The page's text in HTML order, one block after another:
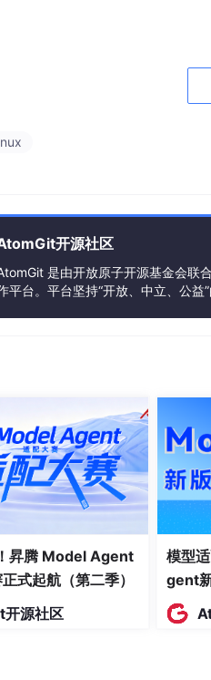
了一个统一的 SDK，让你能用
项目做了三件事：
不管你是调 DeepSeek 还是
支持 SSE 协议，AI 一个字一
把 SDK 包装成 RESTful
请求、两套 JSON 解析、两
几个概念
接触 AI 大模型，下面这几个概
模型（LLM）
Language Model（大语言模
联网的网页、书籍），学会了
、ChatGPT、Gemini
事：根据你给的输入，预测接
开源社区
是由开放原子开源基金会联
平台。平台坚持“开放、中立、公
昇腾 Model Agent
式起航（第二季）
源社区
模型
gent